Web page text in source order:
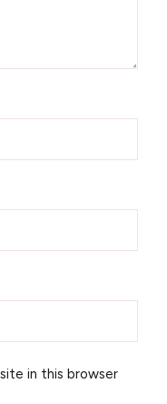
in this browser